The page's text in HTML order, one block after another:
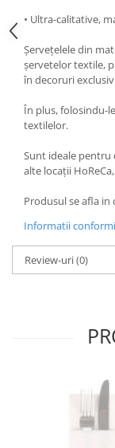
DECOR BEJ &
DECOR ROZ
DECOR NUNTA &
DECOR
DECOR PETRECERI
TEMATICA RUSTICA
DECOR ZIUA
DECOR CRACIUN &
• Ultra-calitative,
Șervețelele din
șervetelor textile,
în decoruri
În plus, folosindu-
textilelor.
Sunt ideale pentru
alte locații
Produsul se afla
Informatii
Review-uri(0)